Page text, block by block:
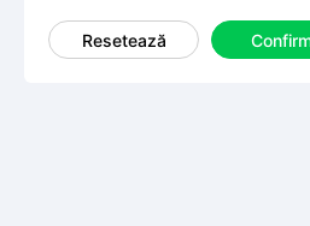
Resetează